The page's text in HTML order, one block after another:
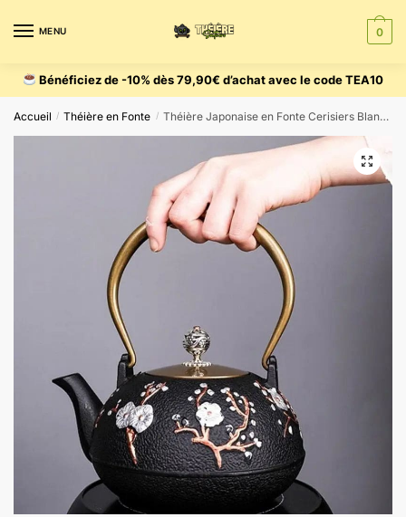
MENU 0
Bénéficiez de -10% dès 79,90€ d’achat avec le code TEA10
Accueil / Théière en Fonte / Théière Japonaise en Fonte Cerisiers Blancs 1.2L